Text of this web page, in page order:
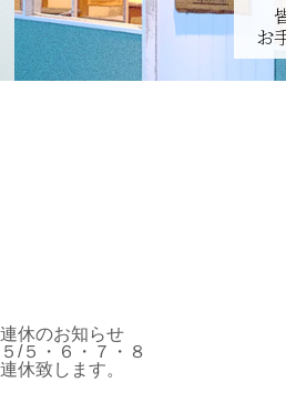
お
連休のお知らせ
５/５・６・７・８
連休致します。